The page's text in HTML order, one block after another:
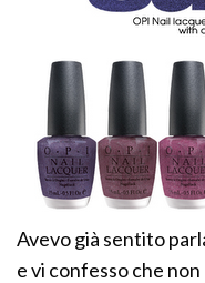
Avevo già sentito
e vi confesso che